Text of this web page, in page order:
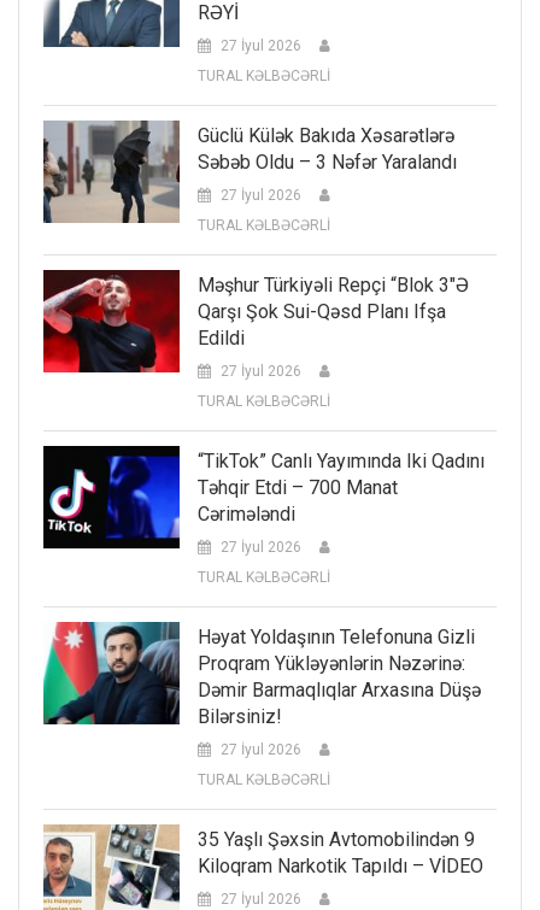
RƏYİ
27 İyul 2026
TURAL KƏLBƏCƏRLİ
Güclü Külək Bakıda Xəsarətlərə
Səbəb Oldu – 3 Nəfər Yaralandı
27 İyul 2026
TURAL KƏLBƏCƏRLİ
Məşhur Türkiyəli Repçi “Blok 3″ə
Qarşı Şok Sui-Qəsd Planı Ifşa
Edildi
27 İyul 2026
TURAL KƏLBƏCƏRLİ
“TikTok” Canlı Yayımında Iki Qadını
Təhqir Etdi – 700 Manat
Cərimələndi
27 İyul 2026
TURAL KƏLBƏCƏRLİ
Həyat Yoldaşının Telefonuna Gizli
Proqram Yükləyənlərin Nəzərinə:
Dəmir Barmaqlıqlar Arxasına Düşə
Bilərsiniz!
27 İyul 2026
TURAL KƏLBƏCƏRLİ
35 Yaşlı Şəxsin Avtomobilindən 9
Kiloqram Narkotik Tapıldı – VİDEO
27 İyul 2026